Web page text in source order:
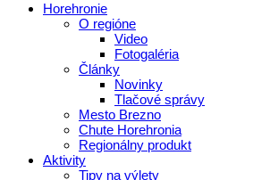
Horehronie
O regióne
Video
Fotogaléria
Články
Novinky
Tlačové správy
Mesto Brezno
Chute Horehronia
Regionálny produkt
Aktivity
Tipy na výlety